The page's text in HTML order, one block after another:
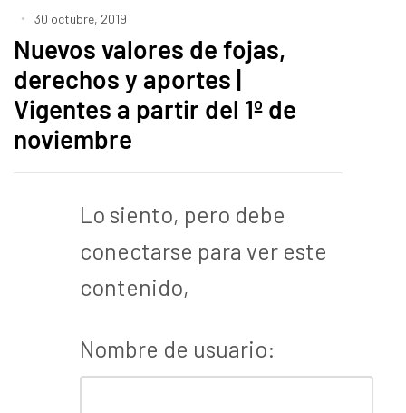
30 octubre, 2019
Nuevos valores de fojas,
derechos y aportes |
Vigentes a partir del 1º de
noviembre
Lo siento, pero debe
conectarse para ver este
contenido,
Nombre de usuario: